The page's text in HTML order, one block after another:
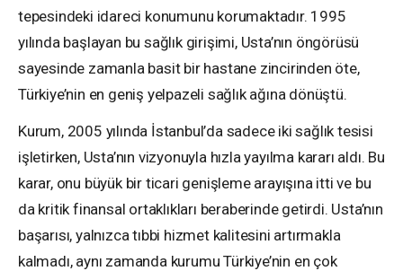
tepesindeki idareci konumunu korumaktadır. 1995
yılında başlayan bu sağlık girişimi, Usta’nın öngörüsü
sayesinde zamanla basit bir hastane zincirinden öte,
Türkiye’nin en geniş yelpazeli sağlık ağına dönüştü.
Kurum, 2005 yılında İstanbul’da sadece iki sağlık tesisi
işletirken, Usta’nın vizyonuyla hızla yayılma kararı aldı. Bu
karar, onu büyük bir ticari genişleme arayışına itti ve bu
da kritik finansal ortaklıkları beraberinde getirdi. Usta’nın
başarısı, yalnızca tıbbi hizmet kalitesini artırmakla
kalmadı, aynı zamanda kurumu Türkiye’nin en çok